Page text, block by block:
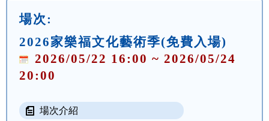
場次:
2026家樂福文化藝術季(免費入場)
2026/05/22 16:00 ~ 2026/05/24
20:00
場次介紹